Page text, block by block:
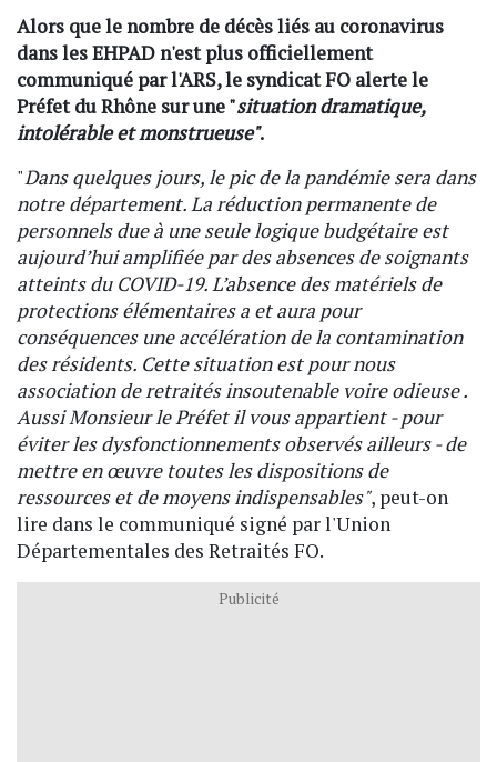
Alors que le nombre de décès liés au coronavirus
dans les EHPAD n'est plus officiellement
communiqué par l'ARS, le syndicat FO alerte le
Préfet du Rhône sur une "situation dramatique,
intolérable et monstrueuse".
"Dans quelques jours, le pic de la pandémie sera dans
notre département. La réduction permanente de
personnels due à une seule logique budgétaire est
aujourd’hui amplifiée par des absences de soignants
atteints du COVID-19. L’absence des matériels de
protections élémentaires a et aura pour
conséquences une accélération de la contamination
des résidents. Cette situation est pour nous
association de retraités insoutenable voire odieuse .
Aussi Monsieur le Préfet il vous appartient - pour
éviter les dysfonctionnements observés ailleurs - de
mettre en œuvre toutes les dispositions de
ressources et de moyens indispensables", peut-on
lire dans le communiqué signé par l'Union
Départementales des Retraités FO.
Publicité